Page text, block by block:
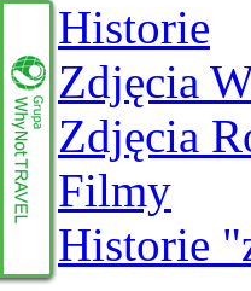
Historie
Zdjęcia
Zdjęcia
Filmy
Historie
www.whynottravel.pl